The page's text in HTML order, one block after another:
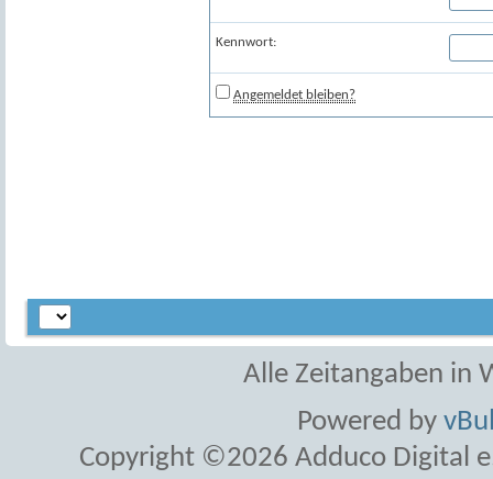
Kennwort:
Angemeldet bleiben?
Alle Zeitangaben in
Powered by
Copyright ©2026 Adduco Digital